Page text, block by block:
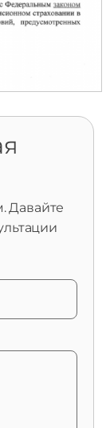
Давайте